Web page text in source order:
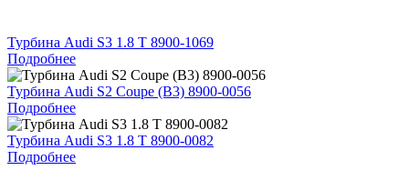
Турбина Audi S3 1.8 T 8900-1069
Подробнее
Турбина Audi S2 Coupe (B3) 8900-0056
Подробнее
Турбина Audi S3 1.8 T 8900-0082
Подробнее